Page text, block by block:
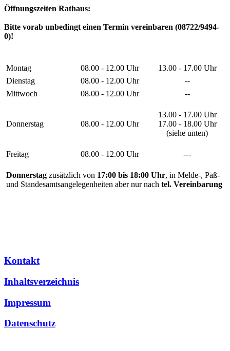
Öffnungszeiten Rathaus:
Bitte vorab unbedingt einen Termin vereinbaren (08722/9494-
0)!
Montag 08.00 - 12.00 Uhr
13.00 - 17.00 Uhr
Dienstag
08.00 - 12.00 Uhr
--
Mittwoch
08.00 - 12.00 Uhr --
Donnerstag 08.00 - 12.00 Uhr
13.00 - 17.00 Uhr
17.00 - 18.00 Uhr
(siehe unten)
Freitag 08.00 - 12.00 Uhr ---
Donnerstag zusätzlich von 17:00 bis 18:00 Uhr, in Melde-, Paß-
und Standesamtsangelegenheiten aber nur nach tel. Vereinbarung
Kontakt
Inhaltsverzeichnis
Impressum
Datenschutz